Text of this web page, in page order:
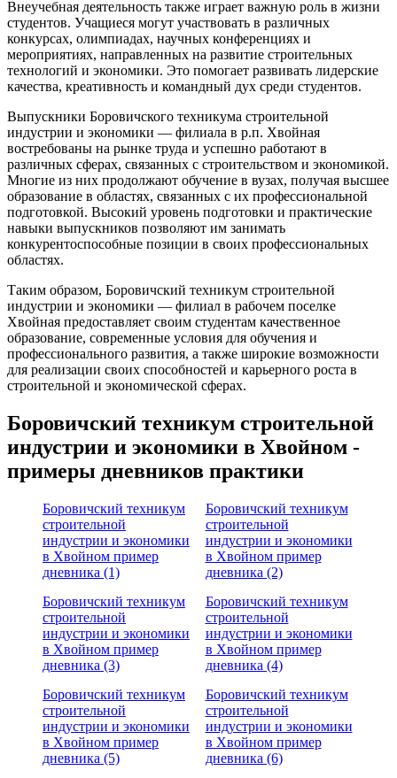
Внеучебная деятельность также играет важную роль в жизни
студентов. Учащиеся могут участвовать в различных
конкурсах, олимпиадах, научных конференциях и
мероприятиях, направленных на развитие строительных
технологий и экономики. Это помогает развивать лидерские
качества, креативность и командный дух среди студентов.
Выпускники Боровичского техникума строительной
индустрии и экономики — филиала в р.п. Хвойная
востребованы на рынке труда и успешно работают в
различных сферах, связанных с строительством и экономикой.
Многие из них продолжают обучение в вузах, получая высшее
образование в областях, связанных с их профессиональной
подготовкой. Высокий уровень подготовки и практические
навыки выпускников позволяют им занимать
конкурентоспособные позиции в своих профессиональных
областях.
Таким образом, Боровичский техникум строительной
индустрии и экономики — филиал в рабочем поселке
Хвойная предоставляет своим студентам качественное
образование, современные условия для обучения и
профессионального развития, а также широкие возможности
для реализации своих способностей и карьерного роста в
строительной и экономической сферах.
Боровичский техникум строительной
индустрии и экономики в Хвойном -
примеры дневников практики
Боровичский техникум
строительной
индустрии и экономики
в Хвойном пример
дневника (1)
Боровичский техникум
строительной
индустрии и экономики
в Хвойном пример
дневника (2)
Боровичский техникум
строительной
индустрии и экономики
в Хвойном пример
дневника (3)
Боровичский техникум
строительной
индустрии и экономики
в Хвойном пример
дневника (4)
Боровичский техникум
строительной
индустрии и экономики
в Хвойном пример
дневника (5)
Боровичский техникум
строительной
индустрии и экономики
в Хвойном пример
дневника (6)